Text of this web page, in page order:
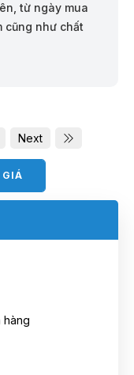
từ ngày mua
cũng như chất
Next
hàng